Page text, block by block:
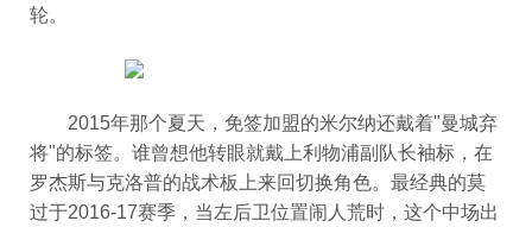
轮。
2015年那个夏天，免签加盟的米尔纳还戴着"曼城弃
将"的标签。谁曾想他转眼就戴上利物浦副队长袖标，在
罗杰斯与克洛普的战术板上来回切换角色。最经典的莫
过于2016-17赛季，当左后卫位置闹人荒时，这个中场出